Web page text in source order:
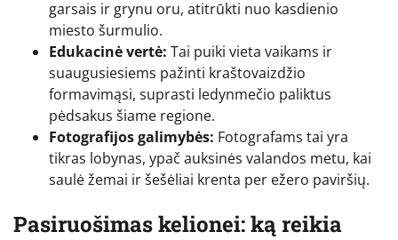
garsais ir grynu oru, atitrūkti nuo kasdienio
miesto šurmulio.
Edukacinė vertė: Tai puiki vieta vaikams ir
suaugusiesiems pažinti kraštovaizdžio
formavimąsi, suprasti ledynmečio paliktus
pėdsakus šiame regione.
Fotografijos galimybės: Fotografams tai yra
tikras lobynas, ypač auksinės valandos metu, kai
saulė žemai ir šešėliai krenta per ežero paviršių.
Pasiruošimas kelionei: ką reikia